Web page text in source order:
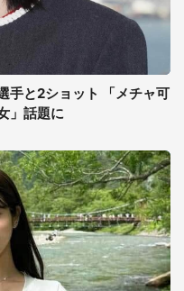
手と2ショット 「メチャ可
」話題に